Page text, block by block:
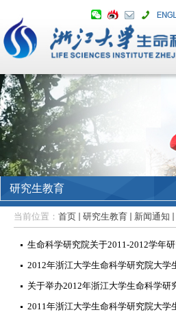
研究生教育
当前位置： 首页 研究生教育 新闻通知